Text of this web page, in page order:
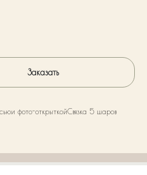
Заказать
фото-открыткойСвязка 5 шаров